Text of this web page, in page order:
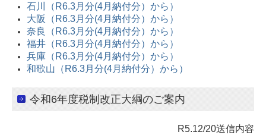
石川（R6.3月分(4月納付分）から）
大阪（R6.3月分(4月納付分）から）
奈良（R6.3月分(4月納付分）から）
福井（R6.3月分(4月納付分）から）
兵庫（R6.3月分(4月納付分）から）
和歌山（R6.3月分(4月納付分）から）
令和6年度税制改正大綱のご案内
R5.12/20送信内容